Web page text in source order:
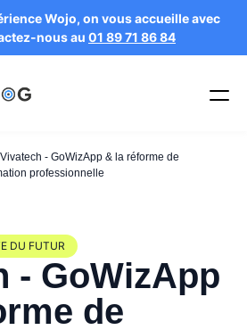
Wojo, on vous accueille avec
nous au 01 89 71 86 84
Vivatech - GoWizApp & la réforme de
professionnelle
DU FUTUR
- GoWizApp
de